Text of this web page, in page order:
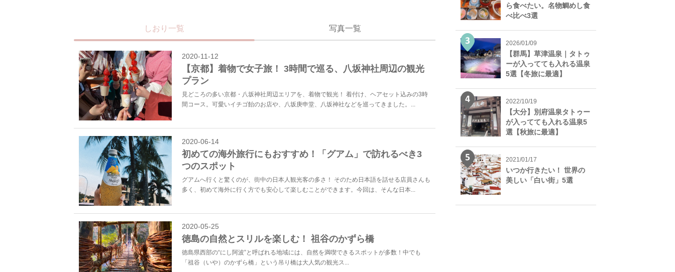
しおり一覧 写真一覧
2020-11-12
【京都】着物で女子旅！ 3時間で巡る、八坂神社周辺の観光
プラン
見どころの多い京都・八坂神社周辺エリアを、着物で観光！ 着付け、ヘアセット込みの3時
間コース。可愛いイチゴ飴のお店や、八坂庚申堂、八坂神社などを巡ってきました。...
2020-06-14
初めての海外旅行にもおすすめ！「グアム」で訪れるべき3
つのスポット
グアムへ行くと驚くのが、街中の日本人観光客の多さ！ そのため日本語を話せる店員さんも
多く、初めて海外に行く方でも安心して楽しむことができます。今回は、そんな日本...
2020-05-25
徳島の自然とスリルを楽しむ！ 祖谷のかずら橋
徳島県西部の“にし阿波”と呼ばれる地域には、自然を満喫できるスポットが多数！中でも
「祖谷（いや）のかずら橋」という吊り橋は大人気の観光ス...
ら食べたい。名物鯛めし食
べ比べ3選
2026/01/09
【群馬】草津温泉｜タトゥ
ーが入ってても入れる温泉
5選【冬旅に最適】
2022/10/19
【大分】別府温泉タトゥー
が入ってても入れる温泉5
選【秋旅に最適】
2021/01/17
いつか行きたい！ 世界の
美しい「白い街」5選